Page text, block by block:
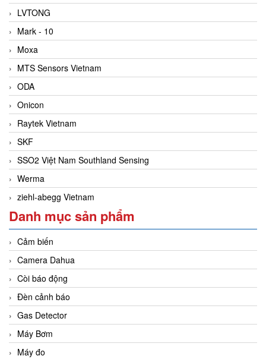
LVTONG
Mark - 10
Moxa
MTS Sensors Vietnam
ODA
Onicon
Raytek Vietnam
SKF
SSO2 Việt Nam Southland Sensing
Werma
ziehl-abegg Vietnam
Danh mục sản phẩm
Cảm biến
Camera Dahua
Còi báo động
Đèn cảnh báo
Gas Detector
Máy Bơm
Máy đo